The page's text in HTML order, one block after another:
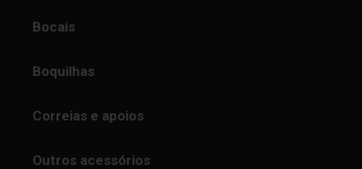
Bocais
Boquilhas
Correias e apoios
Outros acessórios